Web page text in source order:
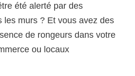
été alerté par des
les murs ? Et vous avez des
de rongeurs dans votre
ou locaux